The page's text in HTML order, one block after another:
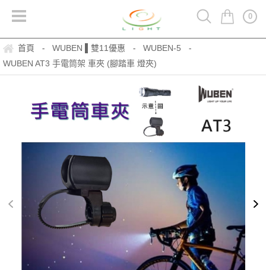
0
首頁 - WUBEN ▌雙11優惠 - WUBEN-5 -
WUBEN AT3 手電筒架 車夾 (腳踏車 燈夾)